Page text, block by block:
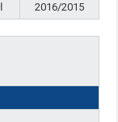
2016/2015